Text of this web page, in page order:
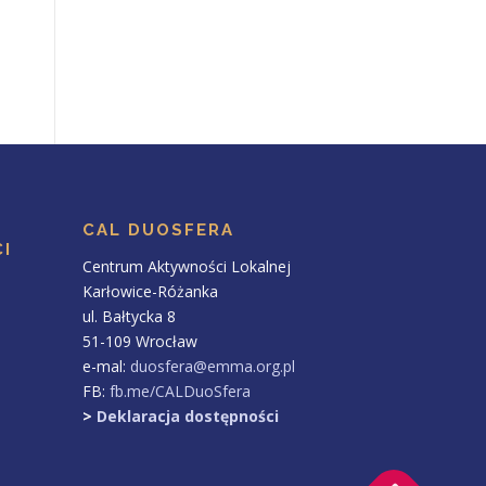
CAL DUOSFERA
Centrum Aktywności Lokalnej
Karłowice-Różanka
ul. Bałtycka 8
51-109 Wrocław
e-mal: duosfera@emma.org.pl
FB: fb.me/CALDuoSfera
> Deklaracja dostępności